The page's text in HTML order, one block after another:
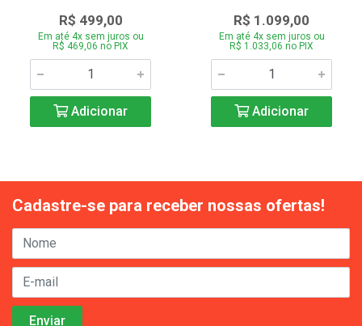
R$ 499,00
Em até 4x sem juros ou
R$ 469,06 no PIX
Adicionar
R$ 1.099,00
Em até 4x sem juros ou
R$ 1.033,06 no PIX
Adicionar
Cadastre-se para receber nossas ofertas!